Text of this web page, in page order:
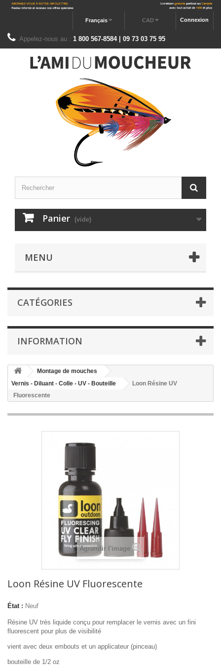
Connexion
CAD
Français
Appelez-nous au : 1 800 567-8584 | 09 73 03 75 95
Panier (vide)
MENU
CATÉGORIES
INFORMATION
Montage de mouches
Vernis - Diluant - Colle - UV - Bouteille
Loon Résine UV
Fluorescente
Agrandir l'image
Loon Résine UV Fluorescente
État : Neuf
Résine UV très liquide conçu pour remplacer le vernis avec un fini
fluorescent pour plus de visibilité
vient avec deux embouts et un applicateur (pinceau)
bouteille de 1/2 oz